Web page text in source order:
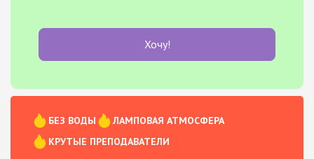
Хочу!
БЕЗ ВОДЫ
ЛАМПОВАЯ АТМОСФЕРА
КРУТЫЕ ПРЕПОДАВАТЕЛИ